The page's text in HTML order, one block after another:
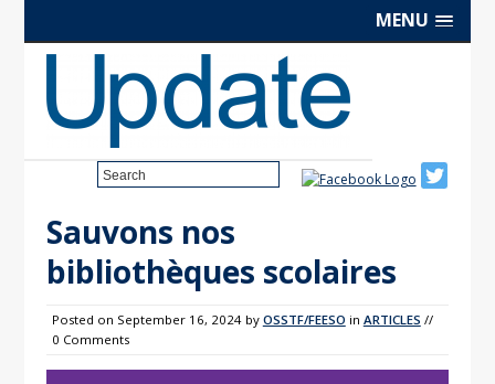
Content
MENU
Search
Sauvons nos
bibliothèques scolaires
Posted on September 16, 2024by OSSTF/FEESO in ARTICLES //
0 Comments